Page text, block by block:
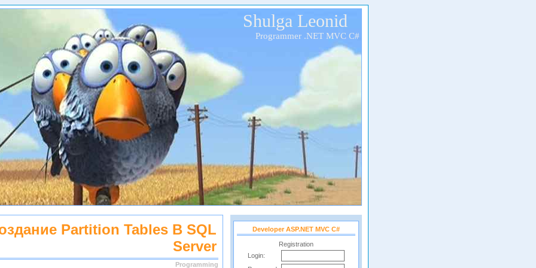
Shulga Leonid
Programmer .NET MVC C#
Developer ASP.NET MVC C#
Registration
Login:
Partition Tables В SQL
Server
Programming